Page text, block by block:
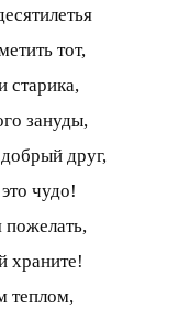
тот,
старика,
зануды,
друг,
чудо!
пожелать,
храните!
теплом,